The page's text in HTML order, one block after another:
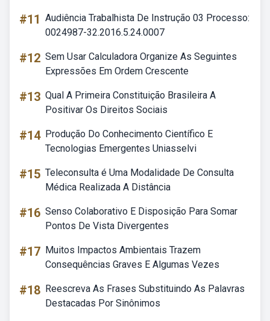
#11 Audiência Trabalhista De Instrução 03 Processo:
0024987-32.2016.5.24.0007
#12 Sem Usar Calculadora Organize As Seguintes
Expressões Em Ordem Crescente
#13 Qual A Primeira Constituição Brasileira A
Positivar Os Direitos Sociais
#14 Produção Do Conhecimento Científico E
Tecnologias Emergentes Uniasselvi
#15 Teleconsulta é Uma Modalidade De Consulta
Médica Realizada A Distância
#16 Senso Colaborativo E Disposição Para Somar
Pontos De Vista Divergentes
#17 Muitos Impactos Ambientais Trazem
Consequências Graves E Algumas Vezes
#18 Reescreva As Frases Substituindo As Palavras
Destacadas Por Sinônimos